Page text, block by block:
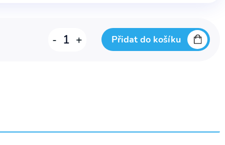
- Matrace
antidekubitní
NEO
+ Přidat do košíku